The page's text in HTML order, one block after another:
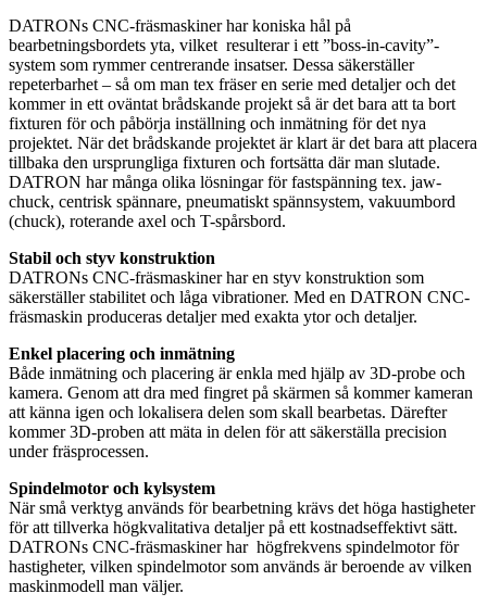
DATRONs CNC-fräsmaskiner har koniska hål på
bearbetningsbordets yta, vilket resulterar i ett ”boss-in-cavity”-
system som rymmer centrerande insatser. Dessa säkerställer
repeterbarhet – så om man tex fräser en serie med detaljer och det
kommer in ett oväntat brådskande projekt så är det bara att ta bort
fixturen för och påbörja inställning och inmätning för det nya
projektet. När det brådskande projektet är klart är det bara att placera
tillbaka den ursprungliga fixturen och fortsätta där man slutade.
DATRON har många olika lösningar för fastspänning tex. jaw-
chuck, centrisk spännare, pneumatiskt spännsystem, vakuumbord
(chuck), roterande axel och T-spårsbord.
Stabil och styv konstruktion
DATRONs CNC-fräsmaskiner har en styv konstruktion som
säkerställer stabilitet och låga vibrationer. Med en DATRON CNC-
fräsmaskin produceras detaljer med exakta ytor och detaljer.
Enkel placering och inmätning
Både inmätning och placering är enkla med hjälp av 3D-probe och
kamera. Genom att dra med fingret på skärmen så kommer kameran
att känna igen och lokalisera delen som skall bearbetas. Därefter
kommer 3D-proben att mäta in delen för att säkerställa precision
under fräsprocessen.
Spindelmotor och kylsystem
När små verktyg används för bearbetning krävs det höga hastigheter
för att tillverka högkvalitativa detaljer på ett kostnadseffektivt sätt.
DATRONs CNC-fräsmaskiner har högfrekvens spindelmotor för
hastigheter, vilken spindelmotor som används är beroende av vilken
maskinmodell man väljer.